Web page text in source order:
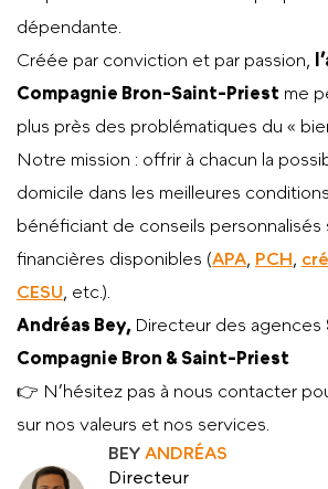
dépendante.
Créée par conviction et par passion,
Compagnie Bron-Saint-Priest me
plus près des problématiques du «
Notre mission : offrir à chacun la
domicile dans les meilleures
bénéficiant de conseils personnalisés
financières disponibles (APA, PCH,
CESU, etc.).
Andréas Bey, Directeur des agences
Compagnie Bron & Saint-Priest
👉 N’hésitez pas à nous contacter
sur nos valeurs et nos services.
BEY ANDRÉAS
Directeur